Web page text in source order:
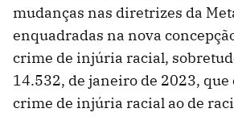
mudanças nas diretrizes da
enquadradas na nova
crime de injúria racial,
14.532, de janeiro de 2023,
crime de injúria racial ao de